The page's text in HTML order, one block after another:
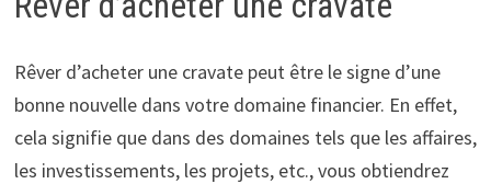
Rêver d’acheter une cravate peut être le signe d’une
bonne nouvelle dans votre domaine financier. En effet,
cela signifie que dans des domaines tels que les affaires,
les investissements, les projets, etc., vous obtiendrez